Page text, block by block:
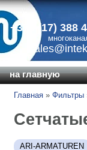
+375 (17) 388
на главную
Главная » Фильтры
ARI-ARMATUREN